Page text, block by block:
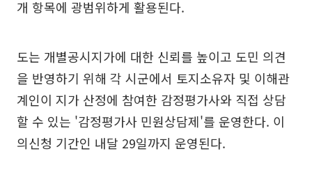
개 항목에 광범위하게 활용된다.
도는 개별공시지가에 대한 신뢰를 높이고 도민 의견
을 반영하기 위해 각 시군에서 토지소유자 및 이해관
계인이 지가 산정에 참여한 감정평가사와 직접 상담
할 수 있는 '감정평가사 민원상담제'를 운영한다. 이
의신청 기간인 내달 29일까지 운영된다.